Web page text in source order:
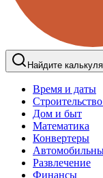
Найдите
Время и даты
Дом и быт
Математика
Конвертеры
Развлечение
Финансы